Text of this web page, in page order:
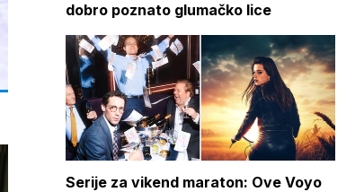
dobro poznato glumačko lice
Serije za vikend maraton: Ove Voyo